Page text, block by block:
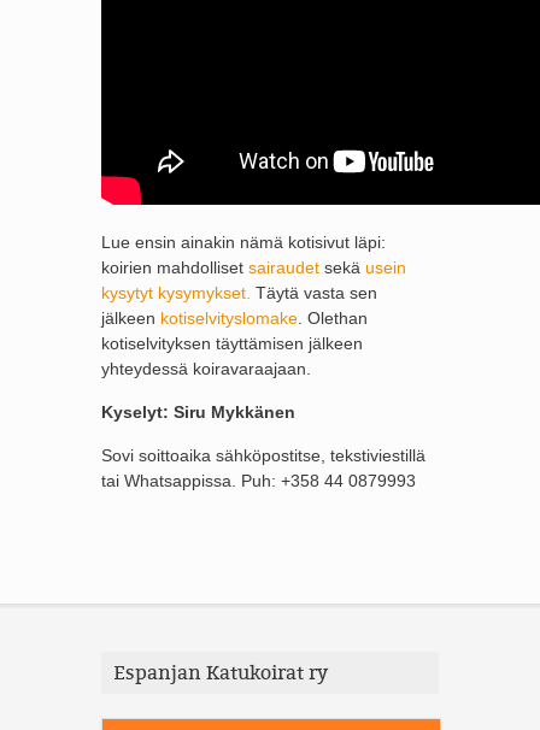
Lue ensin ainakin nämä kotisivut läpi:
koirien mahdolliset sairaudet sekä usein
kysytyt kysymykset. Täytä vasta sen
jälkeen kotiselvityslomake . Olethan
kotiselvityksen täyttämisen jälkeen
yhteydessä koiravaraajaan.
Kyselyt: Siru Mykkänen
Sovi soittoaika sähköpostitse, tekstiviestillä
tai Whatsappissa. Puh: +358 44 0879993
Espanjan Katukoirat ry